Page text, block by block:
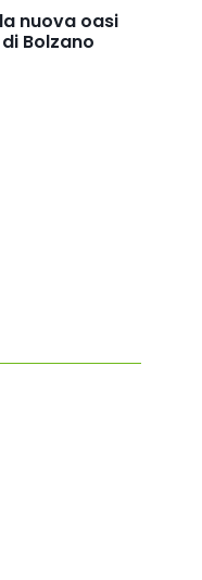
nuova oasi
Bolzano